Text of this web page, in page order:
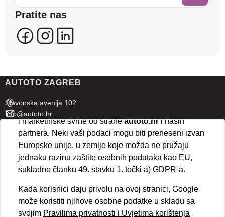
Pratite nas
AUTOTO ZAGREB
Slavonska avenija 102
info@autoto.hr
Pon - Pet 07:30-18:00
Sub 08:00-13:00
AUTOTO SPLIT
info@autoto.hr
Pon - Pet 08:00-17:00
Sub 08:00-13:00
sadržaje koji bi vas mogli zanimati. U tu svrhu mogu
se kreirati korisnički profili koji povezuju podatke s
više uređaja i web lokacija. Naši partneri također
koriste ove tehnologije.
ispravno funkcioniranje stranice. Odabirom
kolačića na vaš uređaj i njihovu obradu za analitičke
i marketinške svrhe od straneautoto.hri naših
partnera. Neki vaši podaci mogu biti preneseni izvan
Europske unije, u zemlje koje možda ne pružaju
jednaku razinu zaštite osobnih podataka kao EU,
sukladno članku 49. stavku 1. točki a) GDPR-a.
Kada korisnici daju privolu na ovoj stranici, Google
može koristiti njihove osobne podatke u skladu sa
svojim Pravilima privatnosti i Uvjetima korištenja